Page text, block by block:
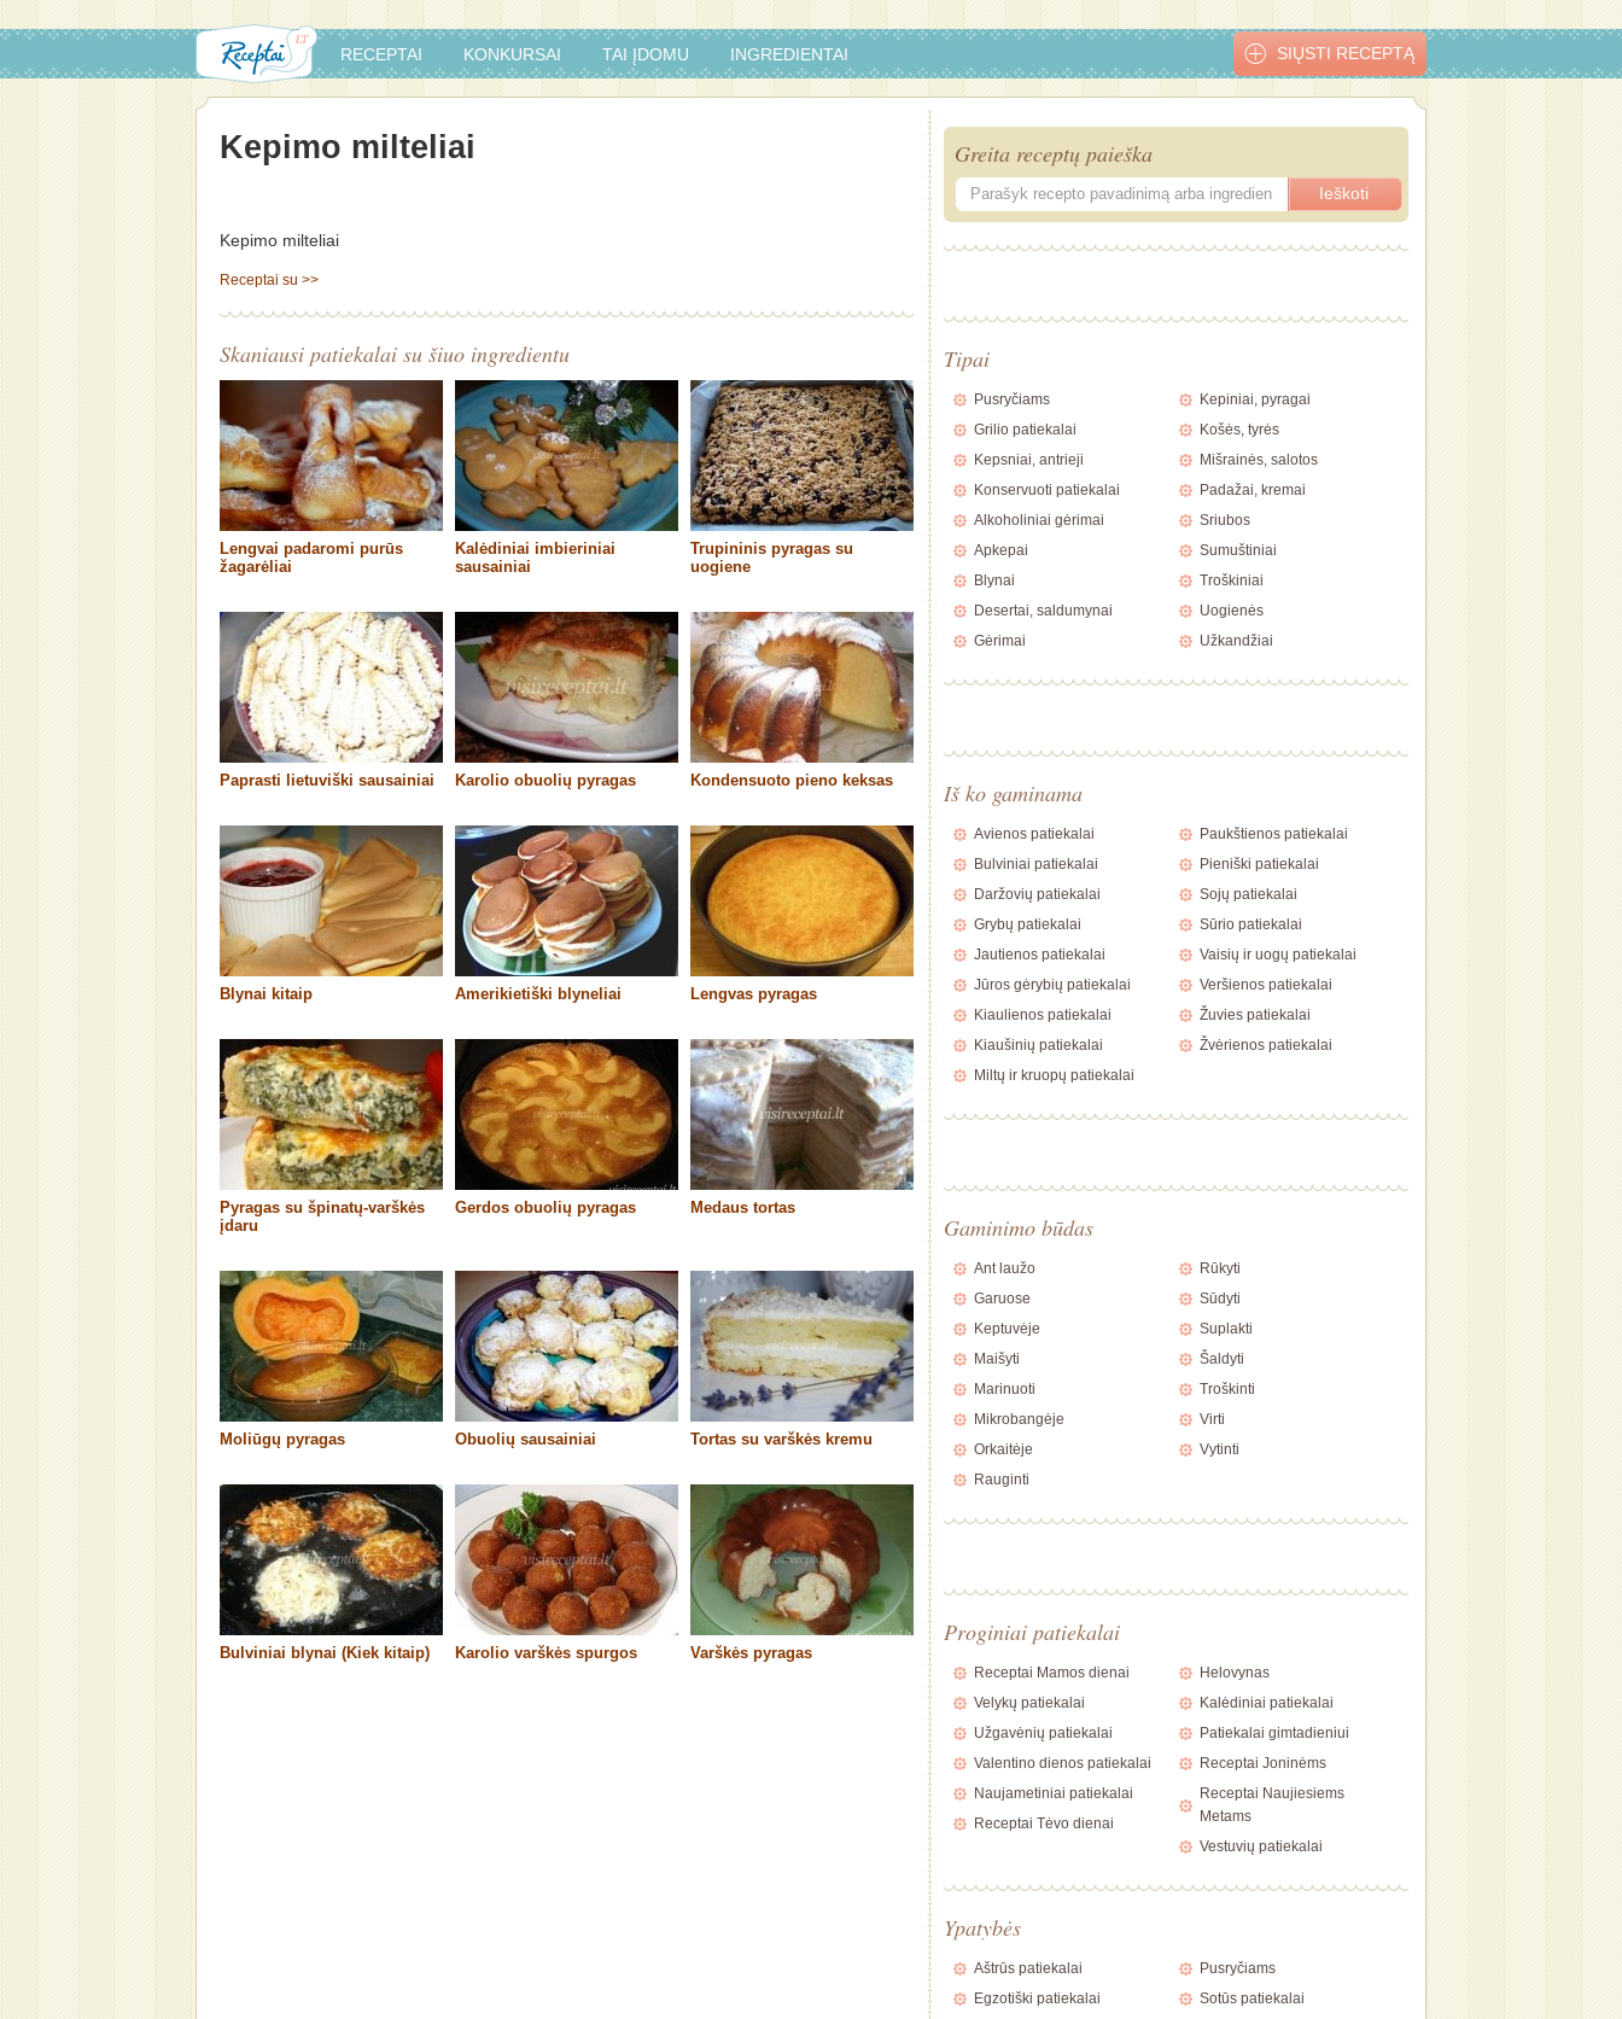
RECEPTAI KONKURSAI TAI ĮDOMU INGREDIENTAI SIŲSTI RECEPTĄ
Kepimo milteliai
Kepimo milteliai
Receptai su >>
Skaniausi patiekalai su šiuo ingredientu
Lengvai padaromi purūs
žagarėliai
Kalėdiniai imbieriniai
sausainiai
Trupininis pyragas su
uogiene
Paprasti lietuviški sausainiai Karolio obuolių pyragas Kondensuoto pieno keksas
Blynai kitaip Amerikietiški blyneliai Lengvas pyragas
Pyragas su špinatų-varškės
įdaru
Gerdos obuolių pyragas Medaus tortas
Moliūgų pyragas Obuolių sausainiai Tortas su varškės kremu
Bulviniai blynai (Kiek kitaip) Karolio varškės spurgos Varškės pyragas
Greita receptų paieška
Tipai
Pusryčiams
Grilio patiekalai
Kepsniai, antrieji
Konservuoti patiekalai
Alkoholiniai gėrimai
Apkepai
Blynai
Desertai, saldumynai
Gėrimai
Kepiniai, pyragai
Košės, tyrės
Mišrainės, salotos
Padažai, kremai
Sriubos
Sumuštiniai
Troškiniai
Uogienės
Užkandžiai
Iš ko gaminama
Avienos patiekalai
Bulviniai patiekalai
Daržovių patiekalai
Grybų patiekalai
Jautienos patiekalai
Jūros gėrybių patiekalai
Kiaulienos patiekalai
Kiaušinių patiekalai
Miltų ir kruopų patiekalai
Paukštienos patiekalai
Pieniški patiekalai
Sojų patiekalai
Sūrio patiekalai
Vaisių ir uogų patiekalai
Veršienos patiekalai
Žuvies patiekalai
Žvėrienos patiekalai
Gaminimo būdas
Ant laužo
Garuose
Keptuvėje
Maišyti
Marinuoti
Mikrobangėje
Orkaitėje
Rauginti
Rūkyti
Sūdyti
Suplakti
Šaldyti
Troškinti
Virti
Vytinti
Proginiai patiekalai
Receptai Mamos dienai
Velykų patiekalai
Užgavėnių patiekalai
Valentino dienos patiekalai
Naujametiniai patiekalai
Receptai Tėvo dienai
Helovynas
Kalėdiniai patiekalai
Patiekalai gimtadieniui
Receptai Joninėms
Receptai Naujiesiems
Metams
Vestuvių patiekalai
Ypatybės
Aštrūs patiekalai
Egzotiški patiekalai
Pusryčiams
Sotūs patiekalai